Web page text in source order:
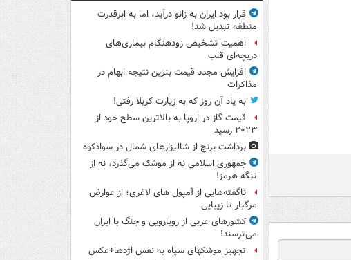
قرار بود ایران به زانو درآید، اما به ابرقدرت
منطقه تبدیل شد!
اهمیت تشخیص زودهنگام بیماری‌های
دریچه‌ای قلب
افزایش مجدد قیمت بنزین نتیجه ابهام در
مذاکرات
به یاد آن روز که به زیارت کربلا رفتی!
قیمت گاز در اروپا به بالاترین سطح خود از
۲۰۲۳ رسید
برداشت برنج از شالیزارهای شمال در سوادکوه
جمهوری اسلامی نه از موشک می‌گذرد، نه از
تنگه هرمز!
ناگفته‌هایی از آمپول های لاغری؛ از عوارض
مرگبار تا زیبایی
کشورهای عربی از رویارویی و جنگ با ایران
می‌ترسند!
تجهیز موشکهای سپاه به نفس اژدها+عکس